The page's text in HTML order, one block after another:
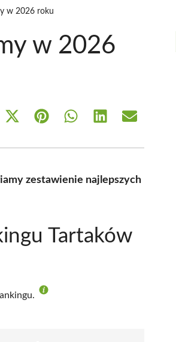
w 2026 roku
w 2026
Share
(Twitter)
Share Share Share Share
zestawienie najlepszych
Tartaków